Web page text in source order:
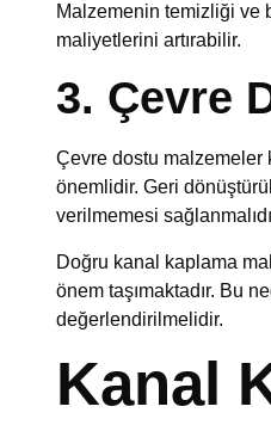
Malzemenin temizliği ve
maliyetlerini artırabilir.
3. Çevre
Çevre dostu malzemeler
önemlidir. Geri
verilmemesi
Doğru kanal kaplama
önem taşımaktadır. Bu
değerlendirilmelidir.
Kanal